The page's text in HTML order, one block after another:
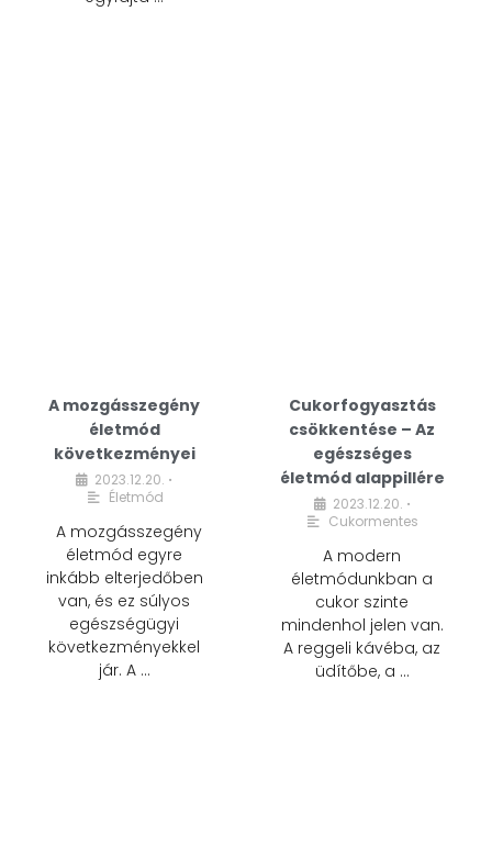
A mozgásszegény
életmód
következményei
2023.12.20. •
Életmód
A mozgásszegény
életmód egyre
inkább elterjedőben
van, és ez súlyos
egészségügyi
következményekkel
jár. A …
Cukorfogyasztás
csökkentése – Az
egészséges
életmód alappillére
2023.12.20. •
Cukormentes
A modern
életmódunkban a
cukor szinte
mindenhol jelen van.
A reggeli kávéba, az
üdítőbe, a …